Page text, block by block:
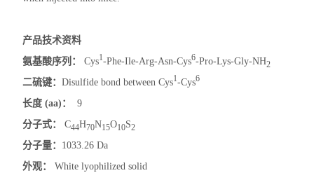
产品技术资料
氨基酸序列：
Cys1-Phe-Ile-Arg-Asn-Cys6-Pro-Lys-Gly-NH2
二硫键：Disulfide bond between Cys1-Cys6
长度 (aa) ：
9
分子式：
C44H70N15O10S2
分子量： 1033.26 Da
外观：
White lyophilized solid